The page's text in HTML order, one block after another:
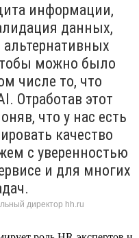
информации,
данных,
альтернативных
можно было
числе то, что
Отработав этот
что у нас есть
качество
с уверенностью
и для многих
директор hh.ru